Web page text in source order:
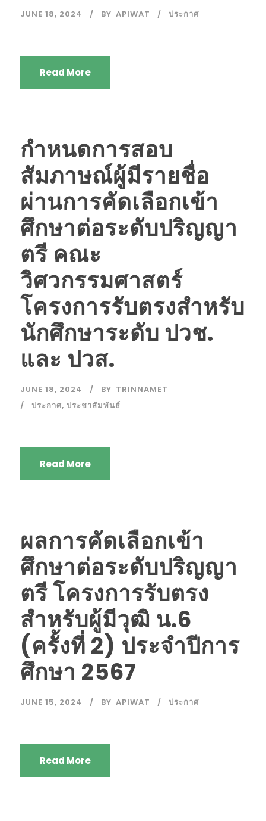
JUNE 18, 2024 BY APIWAT ประกาศ
Read More
กำหนดการสอบ
สัมภาษณ์ผู้มีรายชื่อ
ผ่านการคัดเลือกเข้า
ศึกษาต่อระดับปริญญา
ตรี คณะ
วิศวกรรมศาสตร์
โครงการรับตรงสำหรับ
นักศึกษาระดับ ปวช.
และ ปวส.
JUNE 18, 2024 BY TRINNAMET
ประกาศ, ประชาสัมพันธ์
Read More
ผลการคัดเลือกเข้า
ศึกษาต่อระดับปริญญา
ตรี โครงการรับตรง
สำหรับผู้มีวุฒิ น.6
(ครั้งที่ 2) ประจำปีการ
ศึกษา 2567
JUNE 15, 2024 BY APIWAT ประกาศ
Read More